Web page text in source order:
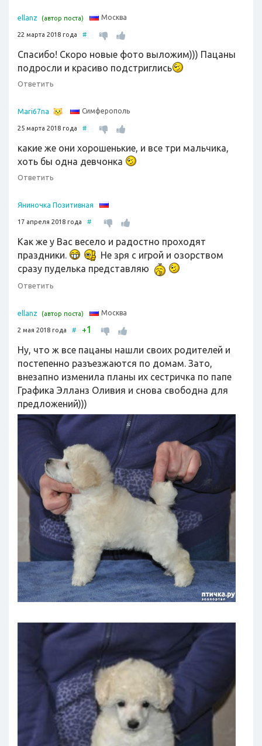
ellanz (автор поста) Москва
22 марта 2018 года #
Спасибо! Скоро новые фото выложим))) Пацаны
подросли и красиво подстриглись
Ответить
Mari67na Симферополь
25 марта 2018 года #
какие же они хорошенькие, и все три мальчика,
хоть бы одна девчонка
Ответить
Яниночка Позитивная
17 апреля 2018 года #
Как же у Вас весело и радостно проходят
праздники.
Не зря с игрой и озорством
сразу пуделька представляю
Ответить
ellanz (автор поста) Москва
2 мая 2018 года # +1
Ну, что ж все пацаны нашли своих родителей и
постепенно разъезжаются по домам. Зато,
внезапно изменила планы их сестричка по папе
Графика Элланз Оливия и снова свободна для
предложений)))